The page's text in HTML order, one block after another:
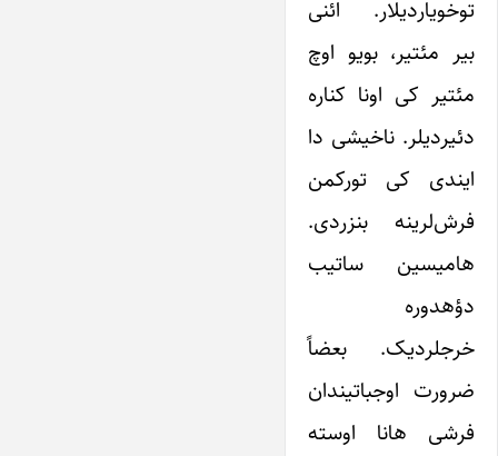
توخویاردیلار. ائنی
بیر مئتیر، بویو اوچ
مئتیر کی اونا کناره
دئیردیلر. ناخیشی دا
ایندی کی تورکمن
فرش‌لرینه بنزردی.
هامیسین ساتیب
دؤهدوره
خرجلردیک. بعضاً
ضرورت اوجباتیندان
فرشی هانا اوسته